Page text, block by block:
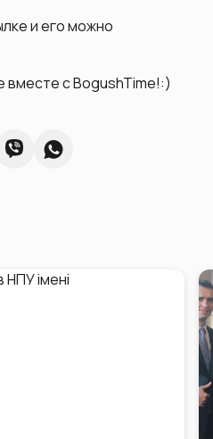
и его можно
вместе с BogushTime!:)